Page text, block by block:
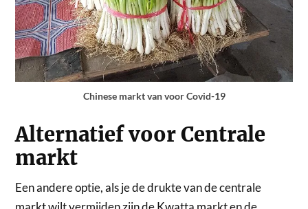
Chinese markt van voor Covid-19
Alternatief voor Centrale
markt
Een andere optie, als je de drukte van de centrale